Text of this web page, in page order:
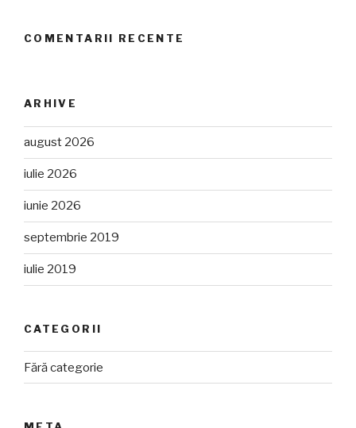
COMENTARII RECENTE
ARHIVE
august 2026
iulie 2026
iunie 2026
septembrie 2019
iulie 2019
CATEGORII
Fără categorie